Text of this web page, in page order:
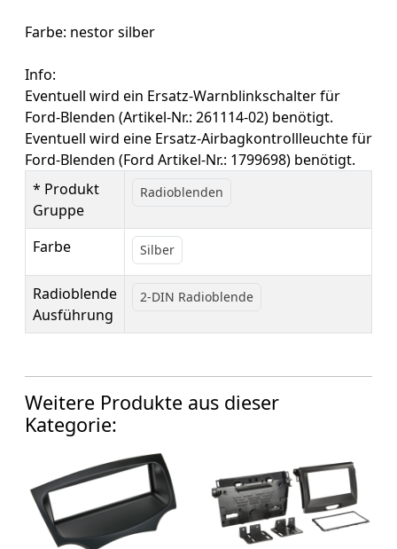
Farbe: nestor silber
Info:
Eventuell wird ein Ersatz-Warnblinkschalter für
Ford-Blenden (Artikel-Nr.: 261114-02) benötigt.
Eventuell wird eine Ersatz-Airbagkontrollleuchte für
Ford-Blenden (Ford Artikel-Nr.: 1799698) benötigt.
* Produkt
Gruppe
Radioblenden
Farbe Silber
Radioblende
Ausführung
2-DIN Radioblende
Weitere Produkte aus dieser
Kategorie: